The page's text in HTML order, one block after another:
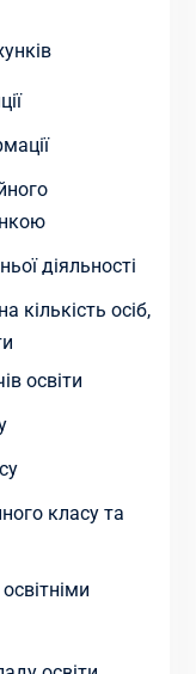
діяльності
кількість осіб,
освіти
класу та